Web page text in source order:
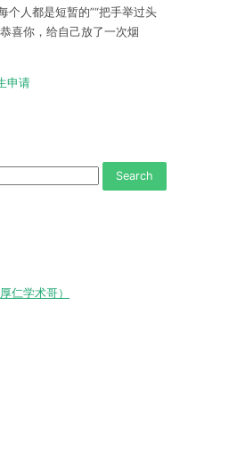
个人都是短暂的”“把手举过头
喜你，给自己放了一次烟
申请
仁学术哥）